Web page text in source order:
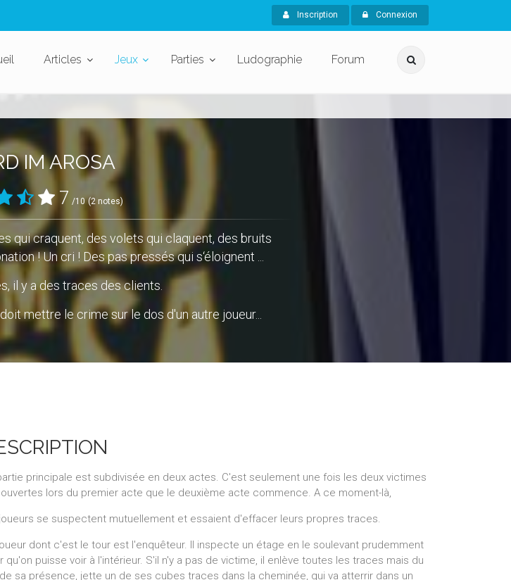
Inscription Connexion
Articles Jeux Parties Ludographie Forum
IM AROSA
7 /10 (2 notes)
qui craquent, des volets qui claquent, des bruits
! Un cri ! Des pas pressés qui s‘éloignent ...
il y a des traces des clients.
mettre le crime sur le dos d'un autre joueur...
principale est subdivisée en deux actes. C'est seulement une fois les deux victimes
lors du premier acte que le deuxième acte commence. A ce moment-là,
se suspectent mutuellement et essaient d'effacer leurs propres traces.
dont c'est le tour est l'enquêteur. Il inspecte un étage en le soulevant prudemment
qu'on puisse voir à l'intérieur. S'il n'y a pas de victime, il enlève toutes les traces mais du
sa présence, jette un de ses cubes traces dans la cheminée, qui va atterrir dans un